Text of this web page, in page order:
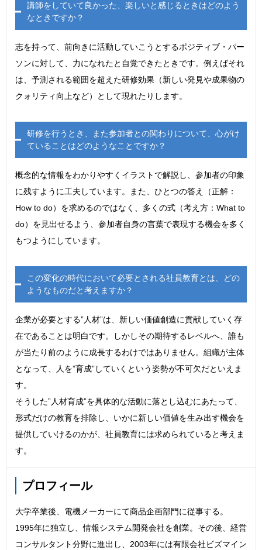
講師をしていて良かった、楽しいと感じるときはどのよう
なときですか？
志を持って、前向きに活動していこうとするポジティブ・パー
ソンに対して、力になれたと自覚できたときです。例えばそれ
は、予測される範囲を超えた研修効果（新しい発見や成果物の
クォリティ向上など）として現れたりします。
研修を行うとき、また参加者との関わりについて、心がけ
ていることはどのようなことですか？
概念的な情報をわかりやすくイラストで解説し、参加者の印象
に残すように工夫しています。また、ひとつの答え（正解：
How to do）を求めるのではなく、多くの式（考え方：What to
do）を見出せるよう、参加者自身の言葉で表現する機会を多く
もつようにしています。
この変化の時代において必要とされる社員教育とは、どの
ようなものだと考えますか？
企業が必要とする”人材”は、新しい価値創造に貢献していく存
在であることは明白です。しかしその期待するレベルへ、誰も
が当たり前のように成長するわけではありません。組織が主体
となって、人を”育成”していくという姿勢が不可欠だといえま
す。
そうした”人材育成”を具体的な活動に落とし込むにあたって、
形式だけの教育を排除し、いかに新しい価値を生み出す機会を
提供していけるのかが、社員教育には求められていると考えま
す。
プロフィール
大学卒業後、電機メーカーにて商品企画部門に従事する。
1995年に独立し、情報システム開発会社を創業。その後、経営
コンサルタント分野に進出し、2003年には有限会社ビズマイン